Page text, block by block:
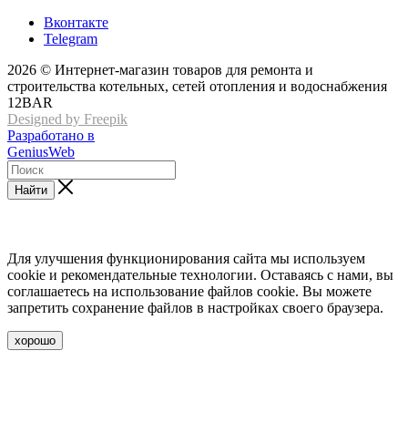
Вконтакте
Telegram
2026 © Интернет-магазин товаров для ремонта и
строительства котельных, сетей отопления и водоснабжения
12BAR
Designed by Freepik
Разработано в
GeniusWeb
Найти
Для улучшения функционирования сайта мы используем
cookie и рекомендательные технологии. Оставаясь с нами, вы
соглашаетесь на использование файлов cookie. Вы можете
запретить сохранение файлов в настройках своего браузера.
хорошо